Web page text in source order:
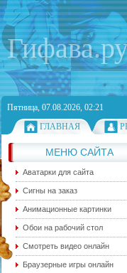
Пятница, 07.08.2026, 02:21
ГЛАВНАЯ
МЕНЮ САЙТА
Аватарки для сайта
Сигны на заказ
Анимационные картинки
Обои на рабочий стол
Смотреть видео онлайн
Браузерные игры онлайн